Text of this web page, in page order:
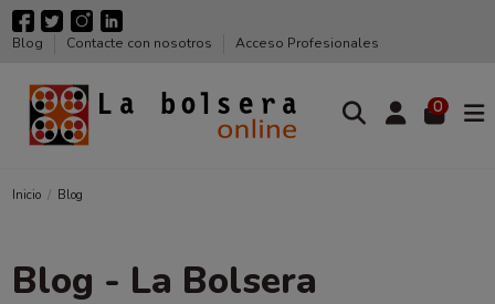
Blog Contacte con nosotros Acceso Profesionales
0
Inicio Blog
Blog - La Bolsera